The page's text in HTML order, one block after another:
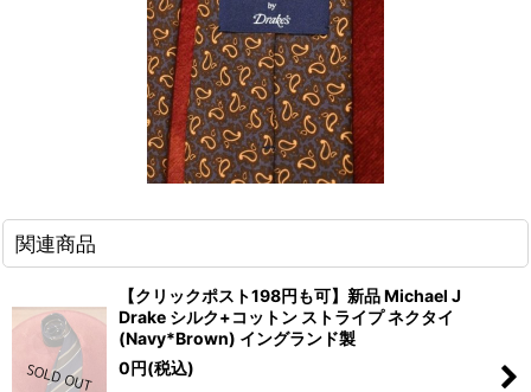
関連商品
【クリックポスト198円も可】新品 Michael J
Drake シルク+コットン ストライプ ネクタイ
(Navy*Brown) イングランド製
0円(税込)